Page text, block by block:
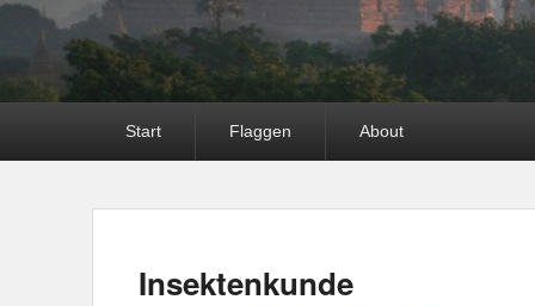
Start Flaggen About
Insektenkunde